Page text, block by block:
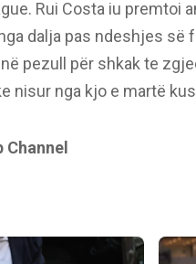
Rui Costa iu premtoi
dalja pas ndeshjes së
pezull për shkak te
nisur nga kjo e martë
Channel